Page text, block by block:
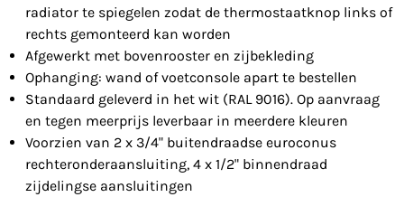
radiator te spiegelen zodat de thermostaatknop links of
rechts gemonteerd kan worden
Afgewerkt met bovenrooster en zijbekleding
Ophanging: wand of voetconsole apart te bestellen
Standaard geleverd in het wit (RAL 9016). Op aanvraag
en tegen meerprijs leverbaar in meerdere kleuren
Voorzien van 2 x 3/4" buitendraadse euroconus
rechteronderaansluiting, 4 x 1/2" binnendraad
zijdelingse aansluitingen